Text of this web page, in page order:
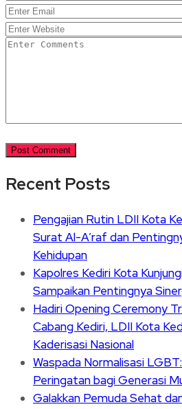
Recent Posts
Pengajian Rutin LDII Kota
Surat Al-A’raf dan
Kehidupan
Kapolres Kediri Kota
Sampaikan Pentingnya
Hadiri Opening Ceremony
Cabang Kediri, LDII Kota
Kaderisasi Nasional
Waspada Normalisasi
Peringatan bagi Generasi
Galakkan Pemuda Sehat